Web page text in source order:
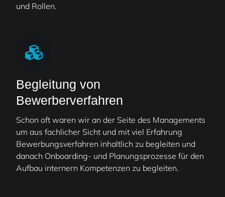
und Rollen.
Begleitung von
Bewerberverfahren
Schon oft waren wir an der Seite des Managements
um aus fachlicher Sicht und mit viel Erfahrung
Bewerbungsverfahren inhaltlich zu begleiten und
danach Onboarding- und Planungsprozesse für den
Aufbau internern Kompetenzen zu begleiten.